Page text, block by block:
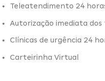
Teleatendimento 24
Autorização imediata
Clínicas de urgência 24
Carteirinha Virtual